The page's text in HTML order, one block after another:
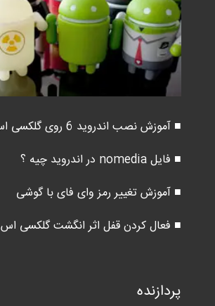
■ آموزش نصب اندروید 6 روی گلکسی اس 5
■ فایل nomedia در اندروید چیه ؟
■ آموزش تغییر رمز وای فای با گوشی
■ فعال کردن قفل اثر انگشت گلکسی اس 7
پردازنده